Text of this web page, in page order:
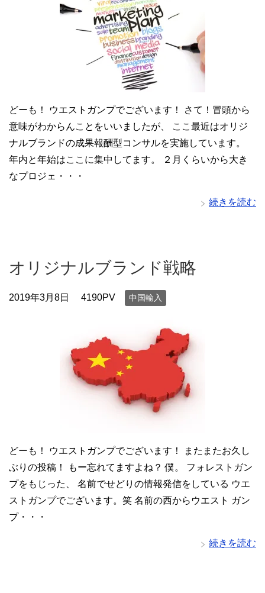
どーも！ ウエストガンプでございます！ さて！冒頭から
意味がわからんことをいいましたが、 ここ最近はオリジ
ナルブランドの成果報酬型コンサルを実施しています。
年内と年始はここに集中してます。 ２月くらいから大き
なプロジェ・・・
続きを読む
オリジナルブランド戦略
2019年3月8日 4190PV 中国輸入
どーも！ ウエストガンプでございます！ またまたお久し
ぶりの投稿！ もー忘れてますよね？ 僕。 フォレストガン
プをもじった、 名前でせどりの情報発信をしている ウエ
ストガンプでございます。笑 名前の西からウエスト ガン
プ・・・
続きを読む